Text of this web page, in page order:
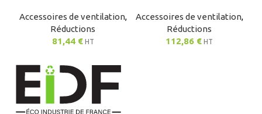
Accessoires de ventilation,
Réductions
81,44 € HT
Accessoires de ventilation,
Réductions
112,86 € HT